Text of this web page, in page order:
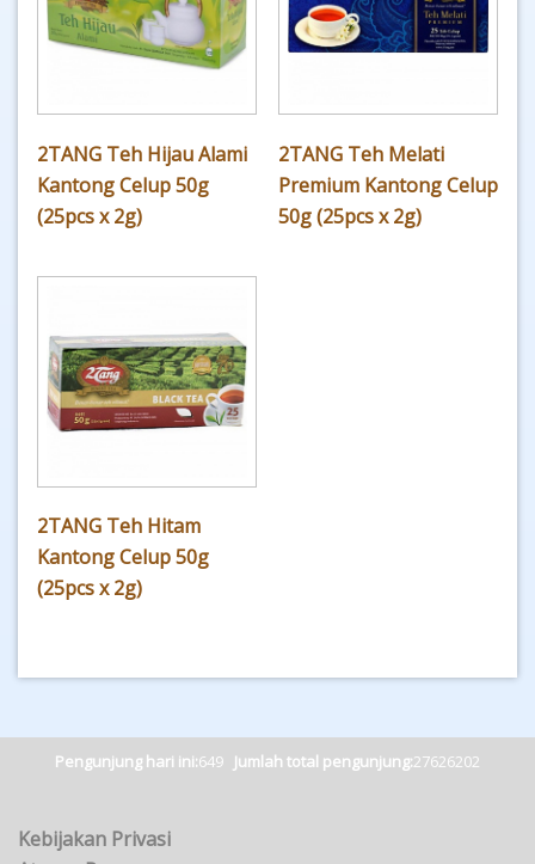
2TANG Teh Hijau Alami
Kantong Celup 50g
(25pcs x 2g)
2TANG Teh Melati
Premium Kantong Celup
50g (25pcs x 2g)
2TANG Teh Hitam
Kantong Celup 50g
(25pcs x 2g)
Pengunjung hari ini:649 Jumlah total pengunjung:27626202
Kebijakan Privasi